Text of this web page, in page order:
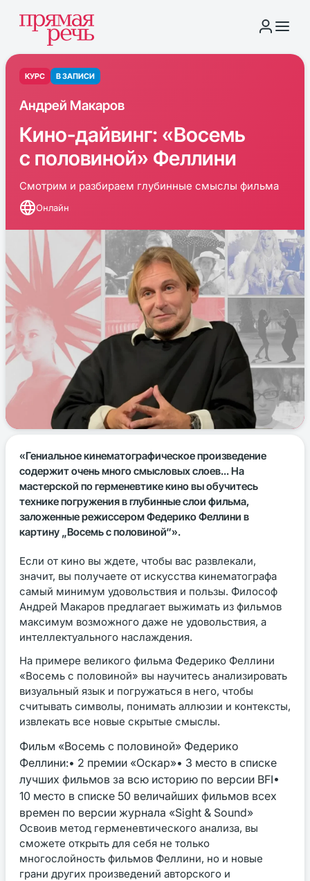
КУРС В ЗАПИСИ
Андрей Макаров
Кино-дайвинг: «Восемь
с половиной» Феллини
Смотрим и разбираем глубинные смыслы фильма
Онлайн
«Гениальное кинематографическое произведение
содержит очень много смысловых слоев... На
мастерской по герменевтике кино вы обучитесь
технике погружения в глубинные слои фильма,
заложенные режиссером Федерико Феллини в
картину „Восемь с половиной“».
Если от кино вы ждете, чтобы вас развлекали,
значит, вы получаете от искусства кинематографа
самый минимум удовольствия и пользы. Философ
Андрей Макаров предлагает выжимать из фильмов
максимум возможного даже не удовольствия, а
интеллектуального наслаждения.
На примере великого фильма Федерико Феллини
«Восемь с половиной» вы научитесь анализировать
визуальный язык и погружаться в него, чтобы
считывать символы, понимать аллюзии и контексты,
извлекать все новые скрытые смыслы.
Фильм «Восемь с половиной» Федерико
Феллини:• 2 премии «Оскар»• 3 место в списке
лучших фильмов за всю историю по версии BFI•
10 место в списке 50 величайших фильмов всех
времен по версии журнала «Sight & Sound»
Освоив метод герменевтического анализа, вы
сможете открыть для себя не только
многослойность фильмов Феллини, но и новые
грани других произведений авторского и